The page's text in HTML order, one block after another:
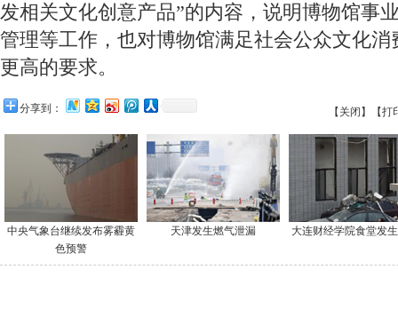
发相关文化创意产品”的内容，说明博物馆事
管理等工作，也对博物馆满足社会公众文化
更高的要求。
分享到： 【关闭】 【打
中央气象台继续发布雾霾黄
色预警
天津发生燃气泄漏 大连财经学院食堂发